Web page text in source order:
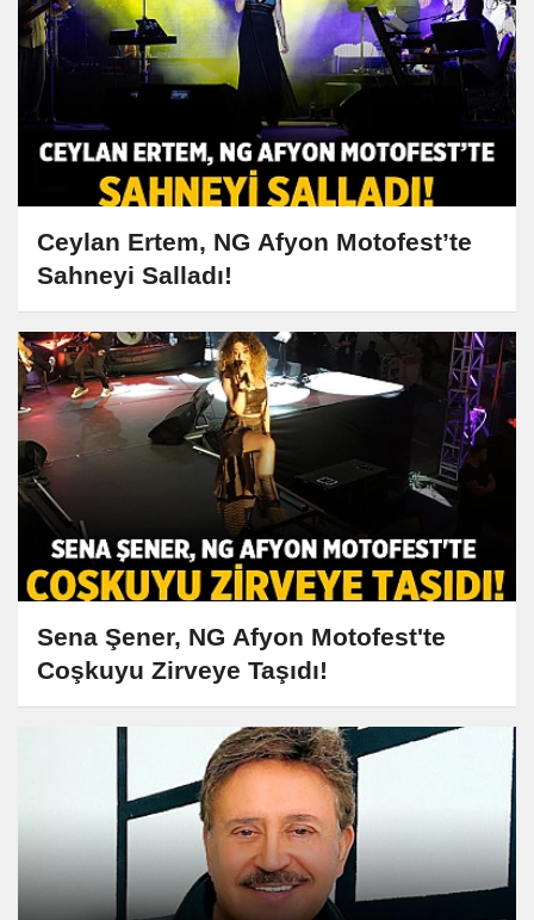
Ceylan Ertem, NG Afyon Motofest’te
Sahneyi Salladı!
Sena Şener, NG Afyon Motofest'te
Coşkuyu Zirveye Taşıdı!